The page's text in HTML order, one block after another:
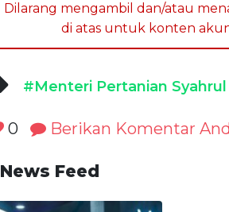
Dilarang mengambil dan/atau
di atas untuk konten
#Menteri Pertanian
0 Berikan Komentar
News Feed